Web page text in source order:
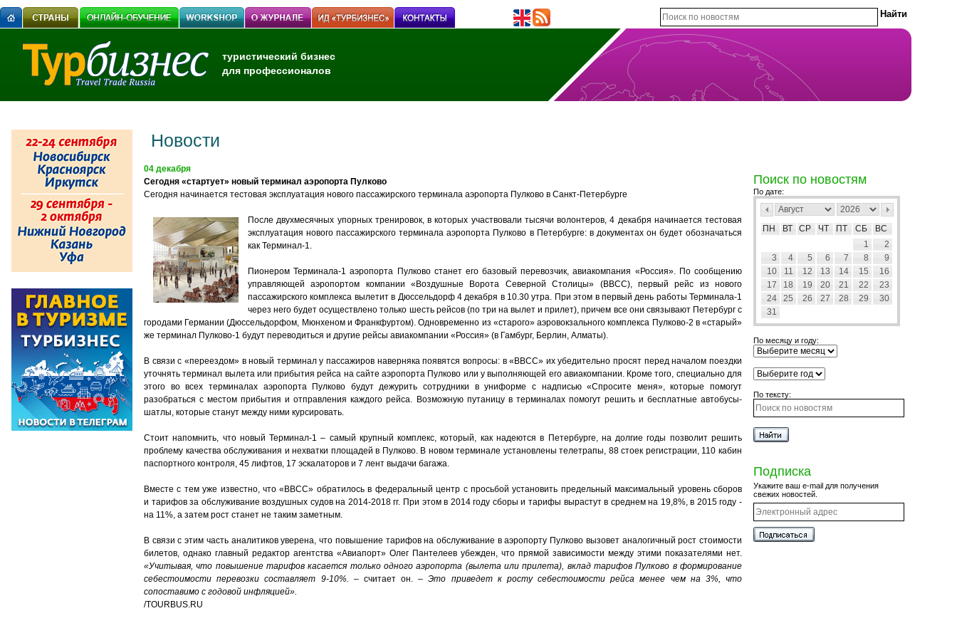
туристический бизнес
для профессионалов
Новости
04 декабря
Сегодня «стартует» новый терминал аэропорта Пулково
Сегодня начинается тестовая эксплуатация нового пассажирского терминала аэропорта Пулково в Санкт-Петербурге
После двухмесячных упорных тренировок, в которых участвовали тысячи волонтеров, 4 декабря начинается тестовая
эксплуатация нового пассажирского терминала аэропорта Пулково в Петербурге: в документах он будет обозначаться
как Терминал-1.
Пионером Терминала-1 аэропорта Пулково станет его базовый перевозчик, авиакомпания «Россия». По сообщению
управляющей аэропортом компании «Воздушные Ворота Северной Столицы» (ВВСС), первый рейс из нового
пассажирского комплекса вылетит в Дюссельдорф 4 декабря в 10.30 утра. При этом в первый день работы Терминала-1
через него будет осуществлено только шесть рейсов (по три на вылет и прилет), причем все они связывают Петербург с
городами Германии (Дюссельдорфом, Мюнхеном и Франкфуртом). Одновременно из «старого» аэровокзального комплекса Пулково-2 в «старый»
же терминал Пулково-1 будут переводиться и другие рейсы авиакомпании «Россия» (в Гамбург, Берлин, Алматы).
В связи с «переездом» в новый терминал у пассажиров наверняка появятся вопросы: в «ВВСС» их убедительно просят перед началом поездки
уточнять терминал вылета или прибытия рейса на сайте аэропорта Пулково или у выполняющей его авиакомпании. Кроме того, специально для
этого во всех терминалах аэропорта Пулково будут дежурить сотрудники в униформе с надписью «Спросите меня», которые помогут
разобраться с местом прибытия и отправления каждого рейса. Возможную путаницу в терминалах помогут решить и бесплатные автобусы-
шатлы, которые станут между ними курсировать.
Стоит напомнить, что новый Терминал-1 – самый крупный комплекс, который, как надеются в Петербурге, на долгие годы позволит решить
проблему качества обслуживания и нехватки площадей в Пулково. В новом терминале установлены телетрапы, 88 стоек регистрации, 110 кабин
паспортного контроля, 45 лифтов, 17 эскалаторов и 7 лент выдачи багажа.
Вместе с тем уже известно, что «ВВСС» обратилось в федеральный центр с просьбой установить предельный максимальный уровень сборов
и тарифов за обслуживание воздушных судов на 2014-2018 гг. При этом в 2014 году сборы и тарифы вырастут в среднем на 19,8%, в 2015 году -
на 11%, а затем рост станет не таким заметным.
В связи с этим часть аналитиков уверена, что повышение тарифов на обслуживание в аэропорту Пулково вызовет аналогичный рост стоимости
билетов, однако главный редактор агентства «Авиапорт» Олег Пантелеев убежден, что прямой зависимости между этими показателями нет.
«Учитывая, что повышение тарифов касается только одного аэропорта (вылета или прилета), вклад тарифов Пулково в формирование
себестоимости перевозки составляет 9-10%. – считает он. –Это приведет к росту себестоимости рейса менее чем на 3%, что
сопоставимо с годовой инфляцией».
/TOURBUS.RU
Поиск по новостям
По дате:
ПН ВТ СР ЧТ ПТ СБ
ВС
1
2
3
4 5 6 7 8
9
10
11 12 13 14 15
16
17
18 19 20 21 22
23
24
25 26 27 28 29
30
31
По месяцу и году:
По тексту:
Подписка
Укажите ваш e-mail для получения
свежих новостей.